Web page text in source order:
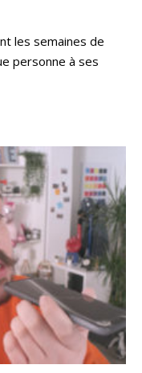
les semaines de
personne à ses